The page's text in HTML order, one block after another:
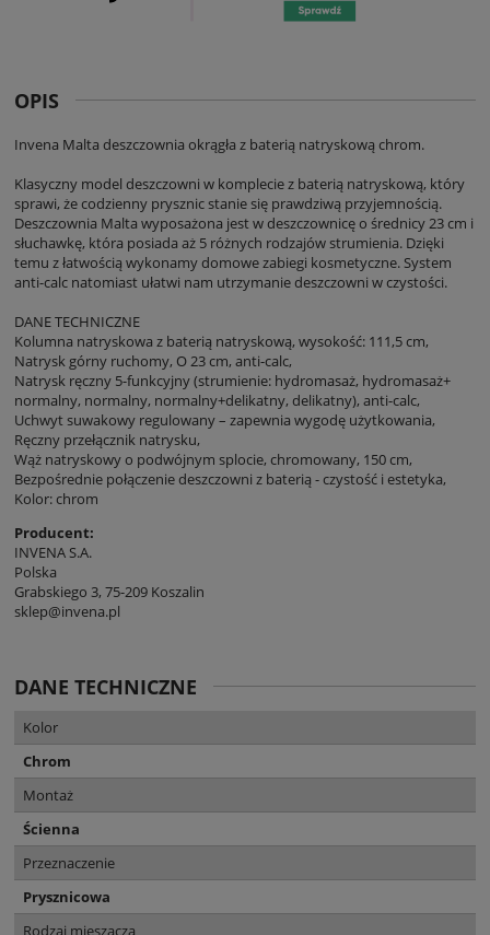
OPIS
Invena Malta deszczownia okrągła z baterią natryskową chrom.
Klasyczny model deszczowni w komplecie z baterią natryskową, który
sprawi, że codzienny prysznic stanie się prawdziwą przyjemnością.
Deszczownia Malta wyposażona jest w deszczownicę o średnicy 23 cm i
słuchawkę, która posiada aż 5 różnych rodzajów strumienia. Dzięki
temu z łatwością wykonamy domowe zabiegi kosmetyczne. System
anti-calc natomiast ułatwi nam utrzymanie deszczowni w czystości.
DANE TECHNICZNE
Kolumna natryskowa z baterią natryskową, wysokość: 111,5 cm,
Natrysk górny ruchomy, O 23 cm, anti-calc,
Natrysk ręczny 5-funkcyjny (strumienie: hydromasaż, hydromasaż+
normalny, normalny, normalny+delikatny, delikatny), anti-calc,
Uchwyt suwakowy regulowany – zapewnia wygodę użytkowania,
Ręczny przełącznik natrysku,
Wąż natryskowy o podwójnym splocie, chromowany, 150 cm,
Bezpośrednie połączenie deszczowni z baterią - czystość i estetyka,
Kolor: chrom
Producent:
INVENA S.A.
Polska
Grabskiego 3, 75-209 Koszalin
sklep@invena.pl
DANE TECHNICZNE
Kolor
Chrom
Montaż
Ścienna
Przeznaczenie
Prysznicowa
Rodzaj mieszacza